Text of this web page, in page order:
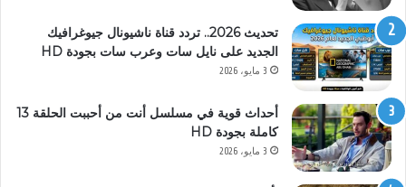
تحديث 2026.. تردد قناة ناشيونال جيوغرافيك
الجديد على نايل سات وعرب سات بجودة HD
3 مايو، 2026
أحداث قوية في مسلسل أنت من أحببت الحلقة 13
كاملة بجودة HD
3 مايو، 2026